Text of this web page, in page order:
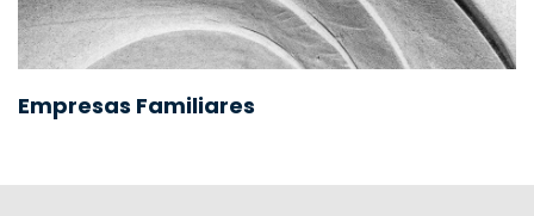
Empresas Familiares